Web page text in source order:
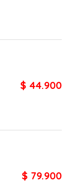
$ 44.900
$ 79.900